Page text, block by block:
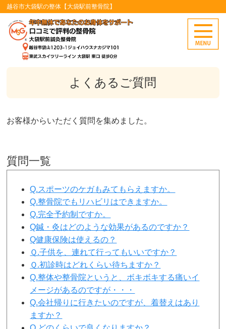
越谷市大袋駅の整体【大袋駅前整骨院】
よくあるご質問
お客様からいただく質問を集めました。
質問一覧
Q.スポーツのケガもみてもらえますか。
Q.整骨院でもリハビリはできますか。
Q.完全予約制ですか。
Q鍼・灸はどのような効果があるのですか？
Q健康保険は使えるの？
Ｑ.子供を、連れて行ってもいいですか？
Ｑ.初診時はどれくらい待ちますか？
Q.整体や整骨院というと、ボキボキする痛いイ
メージがあるのですが・・・
Q.会社帰りに行きたいのですが、着替えはあり
ますか？